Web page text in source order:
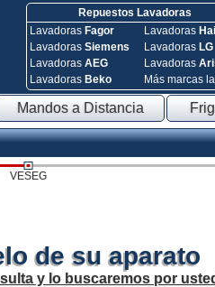
Repuestos Lavadoras
Lavadoras Fagor
Lavadoras Siemens
Lavadoras AEG
Lavadoras Beko
Lavadoras
Lavadoras LG
Lavadoras
Más marcas
Mandos a Distancia
VESEG
de su aparato
y lo buscaremos por